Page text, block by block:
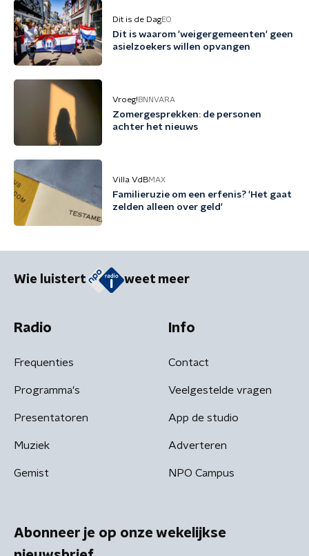
Dit is de DagEO
Dit is waarom 'weigergemeenten' geen
asielzoekers willen opvangen
Vroeg! BNNVARA
Zomergesprekken: de personen
achter het nieuws
Villa VdBMAX
Familieruzie om een erfenis? 'Het gaat
zelden alleen over geld'
Wie luistert weet meer
Radio
Frequenties
Programma's
Presentatoren
Muziek
Gemist
Info
Contact
Veelgestelde vragen
App de studio
Adverteren
NPO Campus
Abonneer je op onze wekelijkse